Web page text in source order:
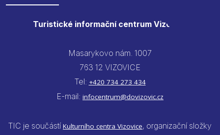
Turistické informační centrum Vizovice
Masarykovo nám. 1007
763 12 VIZOVICE
Tel: +420 734 273 434
E-mail: infocentrum@dovizovic.cz
TIC je součástí Kulturního centra Vizovice, organizační složky